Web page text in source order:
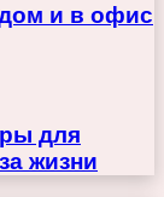
и в офис
для
жизни